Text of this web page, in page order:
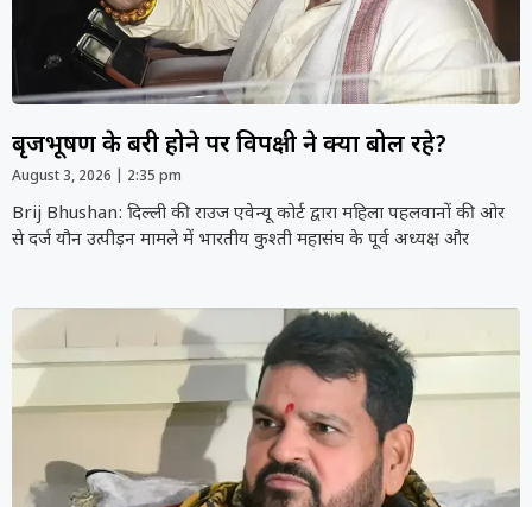
बृजभूषण के बरी होने पर विपक्षी ने क्या बोल रहे?
August 3, 2026 2:35 pm
Brij Bhushan: दिल्ली की राउज एवेन्यू कोर्ट द्वारा महिला पहलवानों की ओर
से दर्ज यौन उत्पीड़न मामले में भारतीय कुश्ती महासंघ के पूर्व अध्यक्ष और